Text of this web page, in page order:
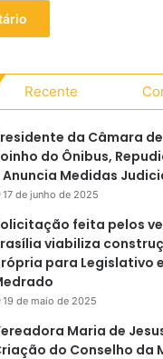
Recente
da Câmara
do Ônibus,
Anuncia Medidas
17 de junho de 2025
feita pelos
viabiliza
para Legislativo
19 de maio de 2025
Maria de
do Conselho da